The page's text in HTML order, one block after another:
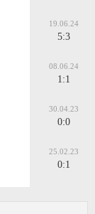
19.06.24
5:3
08.06.24
1:1
30.04.23
0:0
25.02.23
0:1